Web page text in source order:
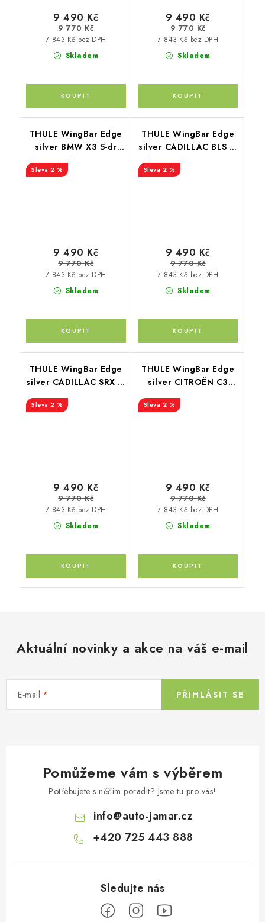
Skladem
7 843 Kč bez DPH
9 490 Kč
9 770 Kč
Skladem
7 843 Kč bez DPH
9 490 Kč
9 770 Kč
THULE WingBar Edge
silver BMW X3 5-dr
2 %
Skladem
7 843 Kč bez DPH
9 490 Kč
9 770 Kč
THULE WingBar Edge
silver CADILLAC BLS 5-
2 %
Skladem
7 843 Kč bez DPH
9 490 Kč
9 770 Kč
THULE WingBar Edge
silver CADILLAC SRX 5-
2 %
Skladem
7 843 Kč bez DPH
9 490 Kč
9 770 Kč
THULE WingBar Edge
silver CITROËN C3
2 %
Skladem
7 843 Kč bez DPH
9 490 Kč
9 770 Kč
Aktuální novinky a akce na váš e-mail
E-mail PŘIHLÁSIT SE
Pomůžeme vám s výběrem
Potřebujete s něčím poradit? Jsme tu pro vás!
info@auto-jamar.cz
+420 725 443 888